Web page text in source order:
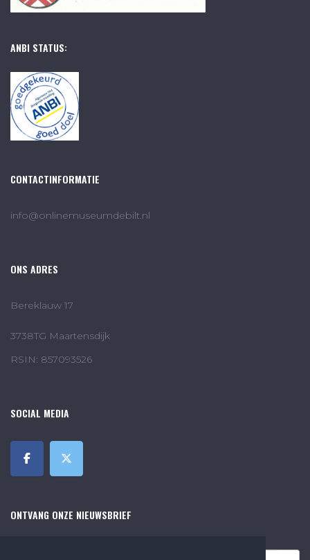
ANBI STATUS:
CONTACTINFORMATIE
info@onlinemuseumdebilt.nl
ONS ADRES
Bereklauw 17
3738TG Maartensdijk
RSIN: 857093526
SOCIAL MEDIA
ONTVANG ONZE NIEUWSBRIEF